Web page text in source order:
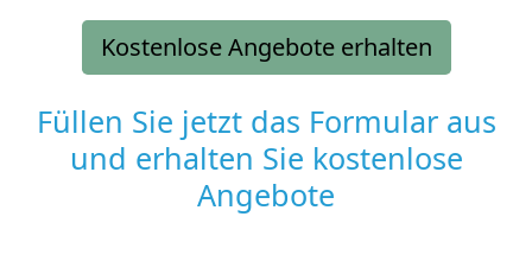
Kostenlose Angebote erhalten
Füllen Sie jetzt das Formular aus
und erhalten Sie kostenlose
Angebote